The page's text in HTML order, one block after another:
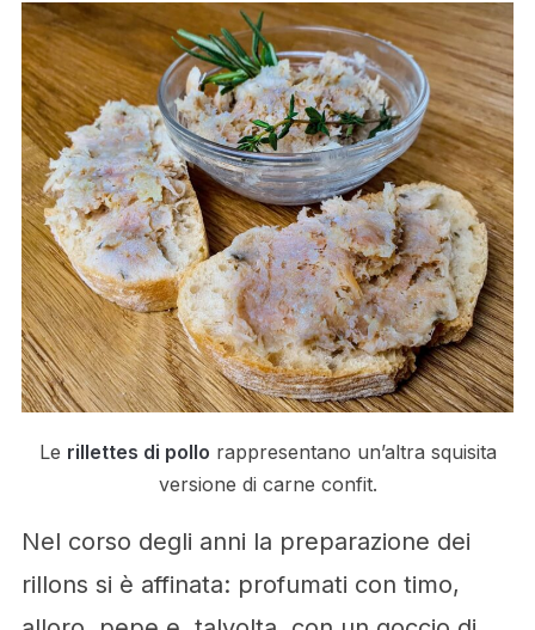
Le rillettes di pollo rappresentano un’altra squisita
versione di carne confit.
Nel corso degli anni la preparazione dei
rillons si è affinata: profumati con timo,